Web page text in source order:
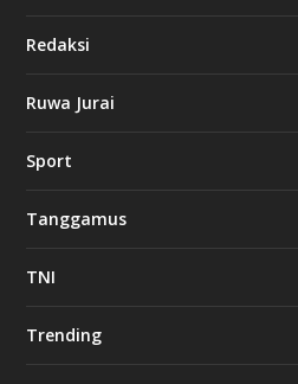
Redaksi
Ruwa Jurai
Sport
Tanggamus
TNI
Trending